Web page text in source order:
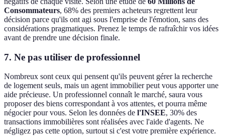
Consommateurs, 68% des premiers acheteurs regrettent leur
décision parce qu'ils ont agi sous l'emprise de l'émotion, sans des
considérations pragmatiques. Prenez le temps de rafraîchir vos idées
avant de prendre une décision finale.
7. Ne pas utiliser de professionnel
Nombreux sont ceux qui pensent qu'ils peuvent gérer la recherche
de logement seuls, mais un agent immobilier peut vous apporter une
aide précieuse. Un professionnel connaît le marché, saura vous
proposer des biens correspondant à vos attentes, et pourra même
négocier pour vous. Selon les données de l'INSEE, 30% des
transactions immobilières sont réalisées avec l'aide d'agents. Ne
négligez pas cette option, surtout si c'est votre première expérience.